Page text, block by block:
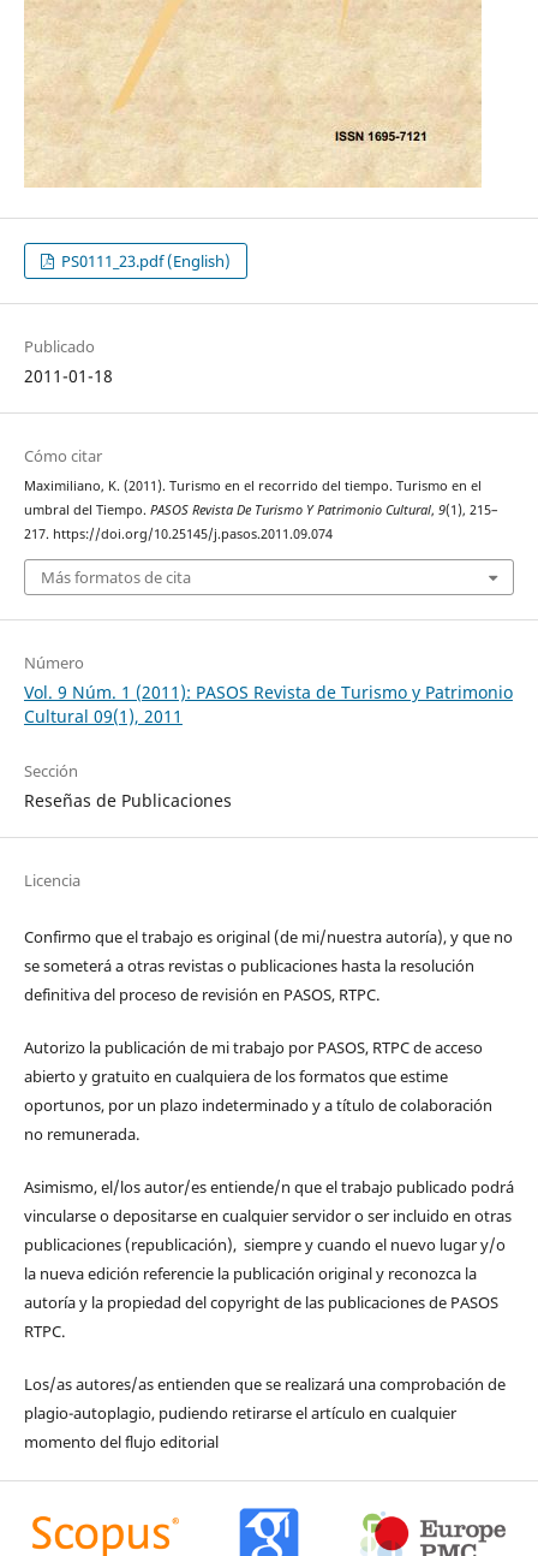
PS0111_23.pdf (English)
Publicado
2011-01-18
Cómo citar
Maximiliano, K. (2011). Turismo en el recorrido del tiempo. Turismo en el
umbral del Tiempo. PASOS Revista De Turismo Y Patrimonio Cultural, 9(1), 215–
217. https://doi.org/10.25145/j.pasos.2011.09.074
Más formatos de cita
Número
Vol. 9 Núm. 1 (2011): PASOS Revista de Turismo y Patrimonio
Cultural 09(1), 2011
Sección
Reseñas de Publicaciones
Licencia
Confirmo que el trabajo es original (de mi/nuestra autoría), y que no
se someterá a otras revistas o publicaciones hasta la resolución
definitiva del proceso de revisión en PASOS, RTPC.
Autorizo la publicación de mi trabajo por PASOS, RTPC de acceso
abierto y gratuito en cualquiera de los formatos que estime
oportunos, por un plazo indeterminado y a título de colaboración
no remunerada.
Asimismo, el/los autor/es entiende/n que el trabajo publicado podrá
vincularse o depositarse en cualquier servidor o ser incluido en otras
publicaciones (republicación), siempre y cuando el nuevo lugar y/o
la nueva edición referencie la publicación original y reconozca la
autoría y la propiedad del copyright de las publicaciones de PASOS
RTPC.
Los/as autores/as entienden que se realizará una comprobación de
plagio-autoplagio, pudiendo retirarse el artículo en cualquier
momento del flujo editorial